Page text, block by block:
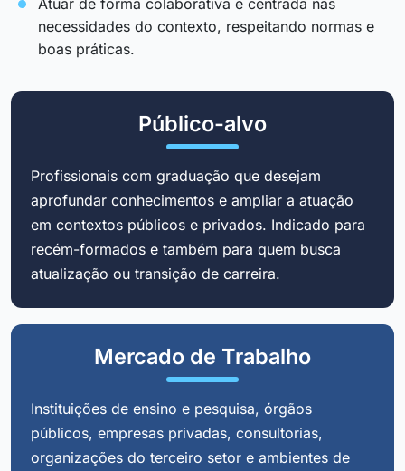
necessidades do contexto, respeitando normas e
boas práticas.
Público-alvo
Profissionais com graduação que desejam
aprofundar conhecimentos e ampliar a atuação
em contextos públicos e privados. Indicado para
recém-formados e também para quem busca
atualização ou transição de carreira.
Mercado de Trabalho
Instituições de ensino e pesquisa, órgãos
públicos, empresas privadas, consultorias,
organizações do terceiro setor e ambientes de